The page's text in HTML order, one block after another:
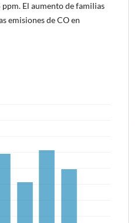
El aumento de familias
emisiones de CO en